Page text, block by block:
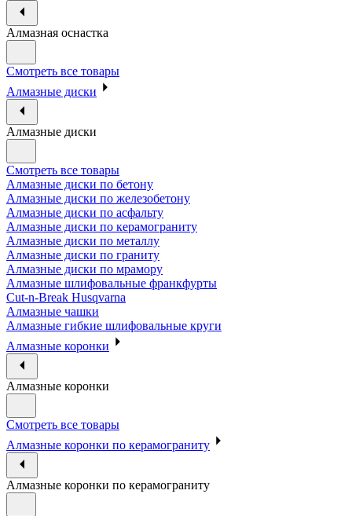
Алмазная оснастка
Смотреть все товары
Алмазные диски
Алмазные диски
Смотреть все товары
Алмазные диски по бетону
Алмазные диски по железобетону
Алмазные диски по асфальту
Алмазные диски по керамограниту
Алмазные диски по металлу
Алмазные диски по граниту
Алмазные диски по мрамору
Алмазные шлифовальные франкфурты
Cut-n-Break Husqvarna
Алмазные чашки
Алмазные гибкие шлифовальные круги
Алмазные коронки
Алмазные коронки
Смотреть все товары
Алмазные коронки по керамограниту
Алмазные коронки по керамограниту